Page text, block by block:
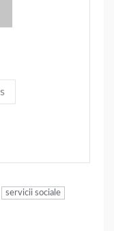
servicii sociale